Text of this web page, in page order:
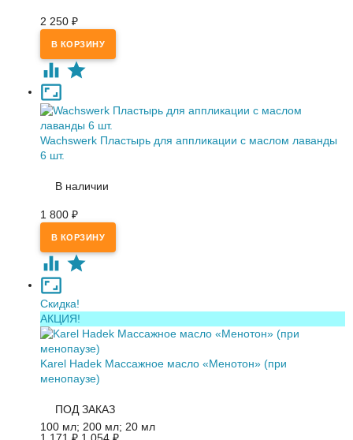
2 250 ₽
Waсhswerk Пластырь для аппликации с маслом лаванды
6 шт.
В наличии
1 800 ₽
Скидка!
АКЦИЯ!
Karel Hadek Массажное масло «Менотон» (при
менопаузе)
ПОД ЗАКАЗ
100 мл; 200 мл; 20 мл
₽ ₽